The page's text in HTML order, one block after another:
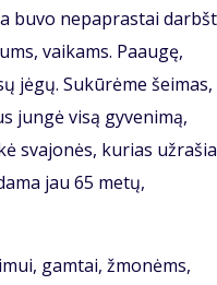
buvo nepaprastai
vaikams. Paaugę,
jėgų. Sukūrėme šeimas,
jungė visą gyvenimą,
svajonės, kurias
jau 65 metų,
gamtai, žmonėms,